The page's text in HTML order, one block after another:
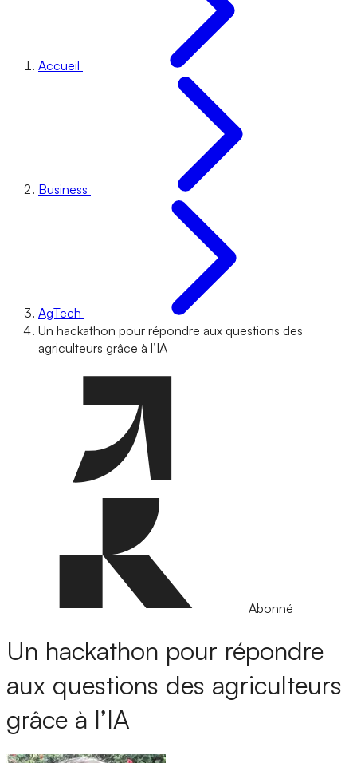
Accueil
Business
AgTech
Un hackathon pour répondre aux questions des
agriculteurs grâce à l’IA
Abonné
Un hackathon pour répondre
aux questions des agriculteurs
grâce à l’IA